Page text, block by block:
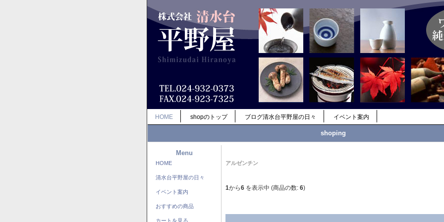
HOME shopのトップ ブログ清水台平野屋の日々 イベント案内
shoping
Menu
HOME
清水台平野屋の日々
イベント案内
おすすめの商品
カートを見る
アルゼンチン
1から6 を表示中 (商品の数: 6)